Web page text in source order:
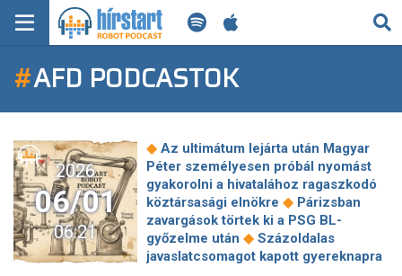
KERESÉS
KEZDŐLAP
FRISS HÍREK
TECH HÍREK
FILM-ZENE-SZÓRAKOZÁS
PLAYLIST
#AFD PODCASTOK
2026
06/01
06:21
◆ Az ultimátum lejárta után Magyar
Péter személyesen próbál nyomást
gyakorolni a hivatalához ragaszkodó
köztársasági elnökre ◆ Párizsban
zavargások törtek ki a PSG BL-
győzelme után ◆ Százoldalas
javaslatcsomagot kapott gyereknapra